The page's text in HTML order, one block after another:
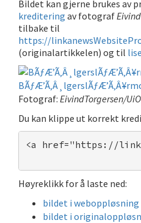
Bildet kan gjerne brukes av
kreditering av fotograf
tilbake til
https://
(originalartikkelen) og til
Fotograf: EivindTorgersen/UiO
Du kan klippe ut korrekt
<a href="https://
Høyreklikk for å laste ned:
bildet i weboppløsning
bildet i